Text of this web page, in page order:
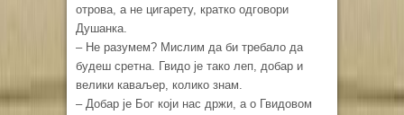
отрова, а не цигарету, кратко одговори
Душанка.
– Не разумем? Мислим да би требало да
будеш сретна. Гвидо је тако леп, добар и
велики каваљер, колико знам.
– Добар је Бог који нас држи, а о Гвидовом